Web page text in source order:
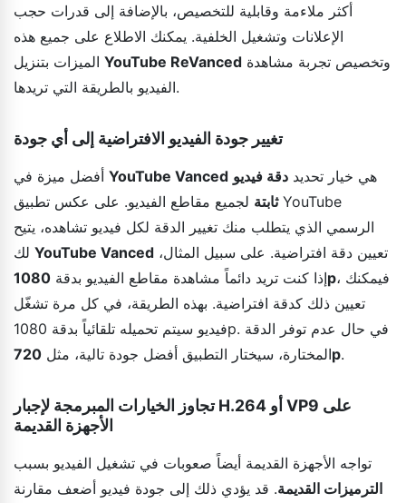
أكثر ملاءمة وقابلية للتخصيص، بالإضافة إلى قدرات حجب
الإعلانات وتشغيل الخلفية. يمكنك الاطلاع على جميع هذه
YouTube ReVanced
الفيديو بالطريقة التي تريدها.
تغيير جودة الفيديو الافتراضية إلى أي جودة
YouTube Vanced هي خيار تحديد دقة فيديو
ثابتة لجميع مقاطع الفيديو. على عكس تطبيق YouTube
الرسمي الذي يتطلب منك تغيير الدقة لكل فيديو تشاهده، يتيح
YouTube Vanced
إذا كنت تريد دائماً مشاهدة مقاطع الفيديو بدقة1080p، فيمكنك
تعيين ذلك كدقة افتراضية. بهذه الطريقة، في كل مرة تشغّل
فيديو سيتم تحميله تلقائياً بدقة 1080p. في حال عدم توفر الدقة
المختارة، سيختار التطبيق أفضل جودة تالية، مثل720p.
تجاوز الخيارات المبرمجة لإجبار H.264 أو VP9 على
الأجهزة القديمة
تواجه الأجهزة القديمة أيضاً صعوبات في تشغيل الفيديو بسبب
الترميزات القديمة. قد يؤدي ذلك إلى جودة فيديو أضعف مقارنة